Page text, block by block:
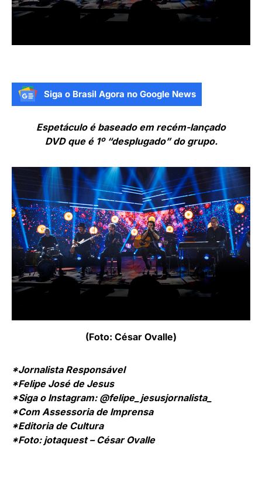
Siga o Brasil Agora no Google News
Espetáculo é baseado em recém-lançado
DVD que é 1º “desplugado” do grupo.
(Foto: César Ovalle)
*Jornalista Responsável
*Felipe José de Jesus
*Siga o Instagram: @felipe_jesusjornalista_
*Com Assessoria de Imprensa
*Editoria de Cultura
*Foto: jotaquest – César Ovalle